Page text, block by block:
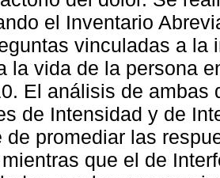
el Inventario
vinculadas a la
la vida de la persona
El análisis de ambas
de Intensidad y de
de promediar las
que el de